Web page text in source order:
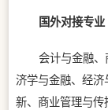
国外对接专业
会计与金融
济学与金融、经济
新、商业管理与